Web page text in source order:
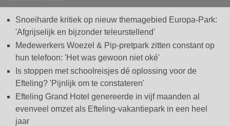
Snoeiharde kritiek op nieuw themagebied Europa-Park:
'Afgrijselijk en bijzonder teleurstellend'
Medewerkers Woezel & Pip-pretpark zitten constant op
hun telefoon: 'Het was gewoon niet oké'
Is stoppen met schoolreisjes dé oplossing voor de
Efteling? 'Pijnlijk om te constateren'
Efteling Grand Hotel genereerde in vijf maanden al
evenveel omzet als Efteling-vakantiepark in een heel
jaar